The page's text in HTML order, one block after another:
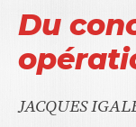
Du
JACQUES